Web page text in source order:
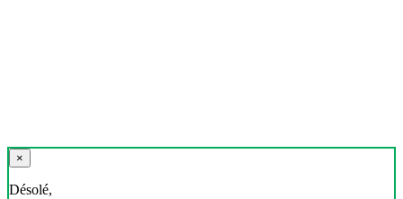
×
Désolé,